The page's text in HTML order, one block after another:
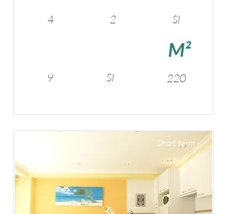
4
9
2
SI
SI
M²
220
Short term